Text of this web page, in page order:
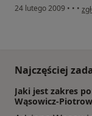
24 lutego 2009 • • • w
Najczęściej
Jaki jest zakres
Wąsowicz-